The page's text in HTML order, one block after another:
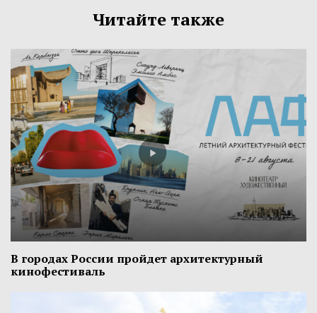
Читайте также
В городах России пройдет архитектурный
кинофестиваль